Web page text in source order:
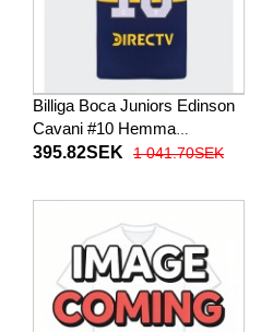
Billiga Boca Juniors Edinson
Cavani #10 Hemma
fotbollskläder 2025-26
395.82SEK 1 041.70SEK